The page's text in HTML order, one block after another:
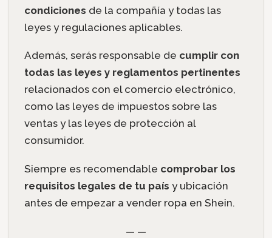
condiciones de la compañía y todas las
leyes y regulaciones aplicables.
Además, serás responsable de cumplir con
todas las leyes y reglamentos pertinentes
relacionados con el comercio electrónico,
como las leyes de impuestos sobre las
ventas y las leyes de protección al
consumidor.
Siempre es recomendable comprobar los
requisitos legales de tu país y ubicación
antes de empezar a vender ropa en Shein.
— —